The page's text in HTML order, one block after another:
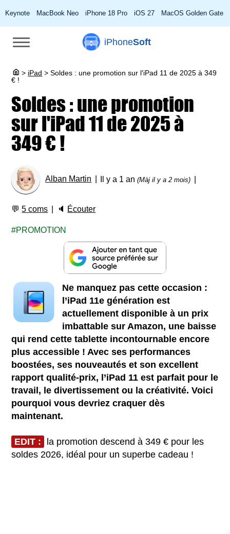
Keynote MacBook Neo iPhone 18 Pro iOS 27 MacOS Golden Gate
iPhoneSoft
> iPad > Soldes : une promotion sur l'iPad 11 de 2025 à 349
€ !
Soldes : une promotion
sur l'iPad 11 de 2025 à
349 € !
Alban Martin Il y a 1 an(Màj il y a 2 mois)
💬5 coms 🔈 Écouter
PROMOTION
Ne manquez pas cette occasion :
l’iPad 11e génération est
actuellement disponible à un prix
imbattable sur Amazon, une baisse
qui rend cette tablette incontournable encore
plus accessible ! Avec ses performances
boostées, ses nouveautés et son excellent
rapport qualité-prix, l’iPad 11 est parfait pour le
travail, le divertissement ou la créativité. Voici
pourquoi vous devriez craquer dès
maintenant.
EDIT :
la promotion descend à 349 € pour les
soldes 2026, idéal pour un superbe cadeau !